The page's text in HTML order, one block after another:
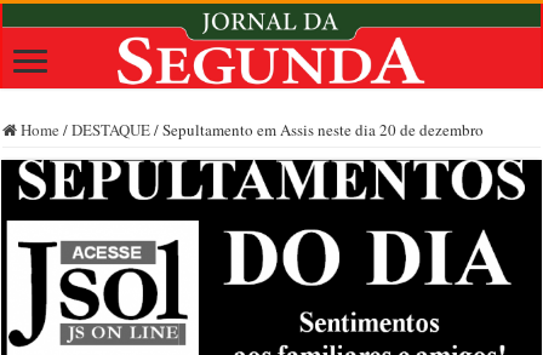
Home /DESTAQUE/Sepultamento em Assis neste dia 20 de dezembro